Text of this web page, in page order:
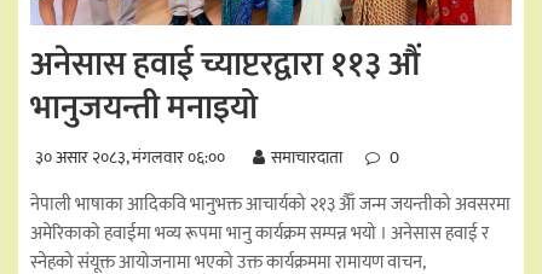
अनेसास हवाई च्याप्टरद्वारा ११३ औं
भानुजयन्ती मनाइयो
३० असार २०८३, मंगलवार ०६:०० समाचारदाता 0
नेपाली भाषाका आदिकवि भानुभक्त आचार्यको २१३ अैाँ जन्म जयन्तीको अवसरमा
अमेरिकाको हवाईमा भव्य रूपमा भानु कार्यक्रम सम्पन्न भयो । अनेसास हवाई र
स्नेहको संयूक्त आयोजनामा भएको उक्त कार्यक्रममा रामायण वाचन,